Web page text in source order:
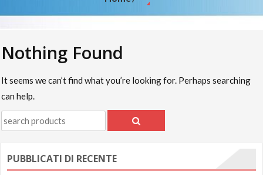
Nothing Found
It seems we can’t find what you’re looking for. Perhaps searching
can help.
PUBBLICATI DI RECENTE